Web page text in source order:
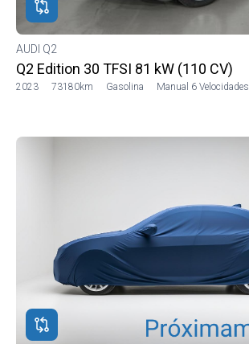
AUDI Q2
Q2 Edition 30 TFSI 81 kW (110 CV)
2023 73180km Gasolina Manual 6 Velocidades